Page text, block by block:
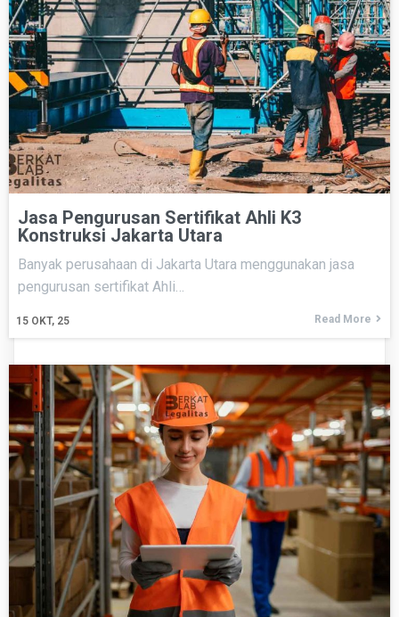
Jasa Pengurusan Sertifikat Ahli K3
Konstruksi Jakarta Utara
15 OKT, 25
Banyak perusahaan di Jakarta Utara menggunakan jasa
pengurusan sertifikat Ahli…
Read More